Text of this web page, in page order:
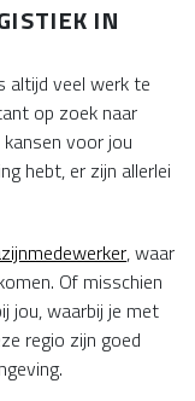
IN
altijd veel werk te
op zoek naar
voor jou
hebt, er zijn allerlei
, waar
Of misschien
jou, waarbij je met
regio zijn goed